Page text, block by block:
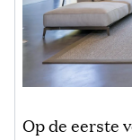
Op de eerste